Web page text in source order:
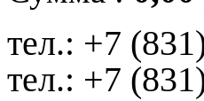
тел.: +7
тел.: +7